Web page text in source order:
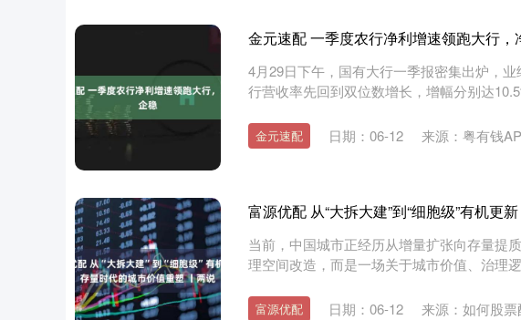
金元速配 一季度农行净利增速领跑大行，
4月29日下午，国有大行一季报密集出炉，
行营收率先回到双位数增长，增幅分别达
金元速配 日期：06-12 来源：粤有钱
富源优配 从“大拆大建”到“细胞级”有机更
当前，中国城市正经历从增量扩张向存量提
理空间改造，而是一场关于城市价值、治理
富源优配 日期：06-12
来源：如何股